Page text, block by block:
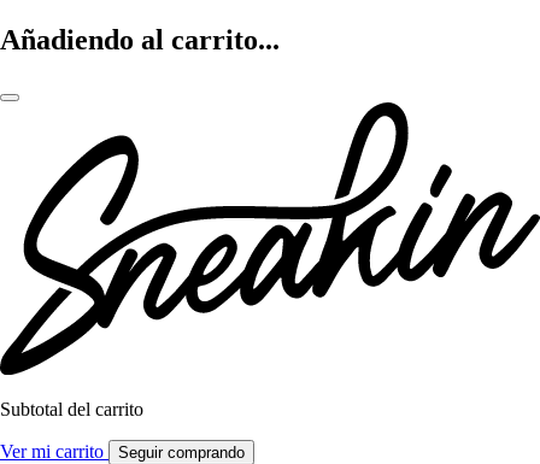
Añadiendo al carrito...
Subtotal del carrito
Ver mi carrito Seguir comprando